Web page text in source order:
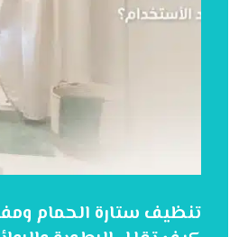
تنظيف ستارة الحمام